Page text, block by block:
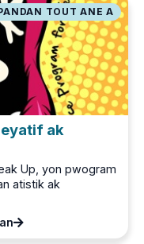
TOUT ANE A
ak
Up, yon pwogram
atistik ak